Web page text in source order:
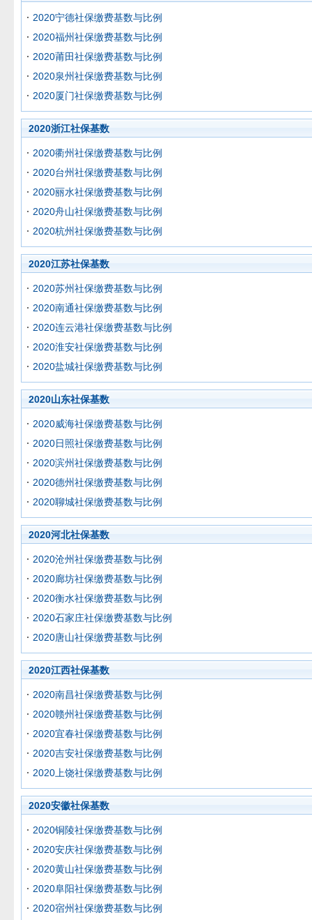
2020宁德社保缴费基数与比例
2020福州社保缴费基数与比例
2020莆田社保缴费基数与比例
2020泉州社保缴费基数与比例
2020厦门社保缴费基数与比例
2020浙江社保基数
2020衢州社保缴费基数与比例
2020台州社保缴费基数与比例
2020丽水社保缴费基数与比例
2020舟山社保缴费基数与比例
2020杭州社保缴费基数与比例
2020江苏社保基数
2020苏州社保缴费基数与比例
2020南通社保缴费基数与比例
2020连云港社保缴费基数与比例
2020淮安社保缴费基数与比例
2020盐城社保缴费基数与比例
2020山东社保基数
2020威海社保缴费基数与比例
2020日照社保缴费基数与比例
2020滨州社保缴费基数与比例
2020德州社保缴费基数与比例
2020聊城社保缴费基数与比例
2020河北社保基数
2020沧州社保缴费基数与比例
2020廊坊社保缴费基数与比例
2020衡水社保缴费基数与比例
2020石家庄社保缴费基数与比例
2020唐山社保缴费基数与比例
2020江西社保基数
2020南昌社保缴费基数与比例
2020赣州社保缴费基数与比例
2020宜春社保缴费基数与比例
2020吉安社保缴费基数与比例
2020上饶社保缴费基数与比例
2020安徽社保基数
2020铜陵社保缴费基数与比例
2020安庆社保缴费基数与比例
2020黄山社保缴费基数与比例
2020阜阳社保缴费基数与比例
2020宿州社保缴费基数与比例